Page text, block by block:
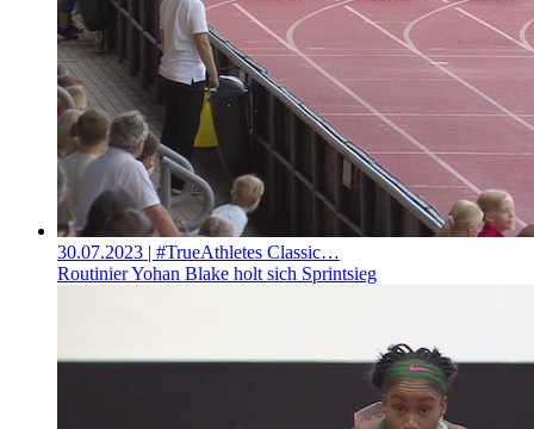
30.07.2023 | #TrueAthletes Classic…
Routinier Yohan Blake holt sich Sprintsieg